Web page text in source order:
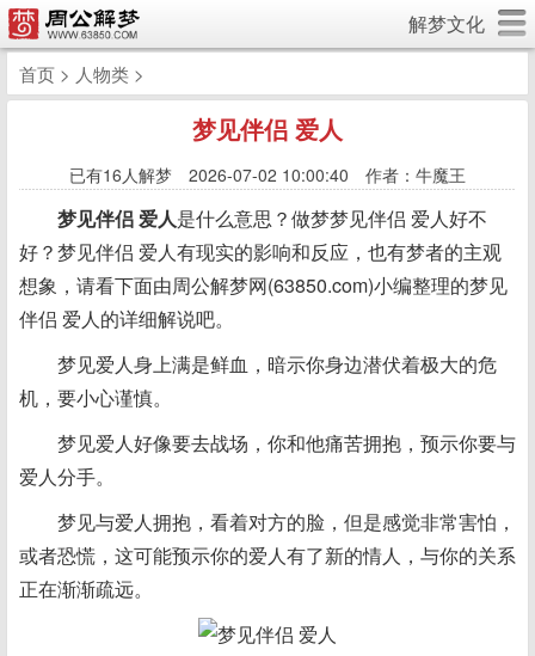
解梦文化
首页 > 人物类 >
梦见伴侣 爱人
已有16人解梦 2026-07-02 10:00:40 作者：牛魔王
梦见伴侣 爱人是什么意思？做梦梦见伴侣 爱人好不
好？梦见伴侣 爱人有现实的影响和反应，也有梦者的主观
想象，请看下面由周公解梦网(63850.com)小编整理的梦见
伴侣 爱人的详细解说吧。
梦见爱人身上满是鲜血，暗示你身边潜伏着极大的危
机，要小心谨慎。
梦见爱人好像要去战场，你和他痛苦拥抱，预示你要与
爱人分手。
梦见与爱人拥抱，看着对方的脸，但是感觉非常害怕，
或者恐慌，这可能预示你的爱人有了新的情人，与你的关系
正在渐渐疏远。